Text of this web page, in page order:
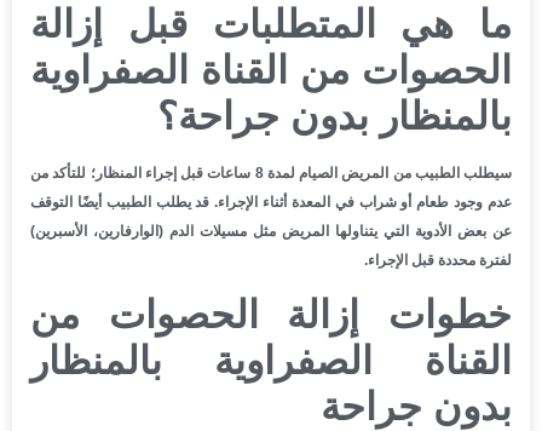
ما هي المتطلبات قبل إزالة
الحصوات من القناة الصفراوية
بالمنظار بدون جراحة؟
سيطلب الطبيب من المريض الصيام لمدة 8 ساعات قبل إجراء المنظار؛ للتأكد من
عدم وجود طعام أو شراب في المعدة أثناء الإجراء. قد يطلب الطبيب أيضًا التوقف
عن بعض الأدوية التي يتناولها المريض مثل مسيلات الدم (الوارفارين، الأسبرين)
لفترة محددة قبل الإجراء.
خطوات إزالة الحصوات من
القناة الصفراوية بالمنظار
بدون جراحة